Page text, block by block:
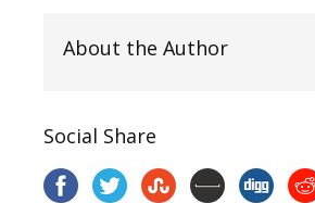
About the Author
Social Share